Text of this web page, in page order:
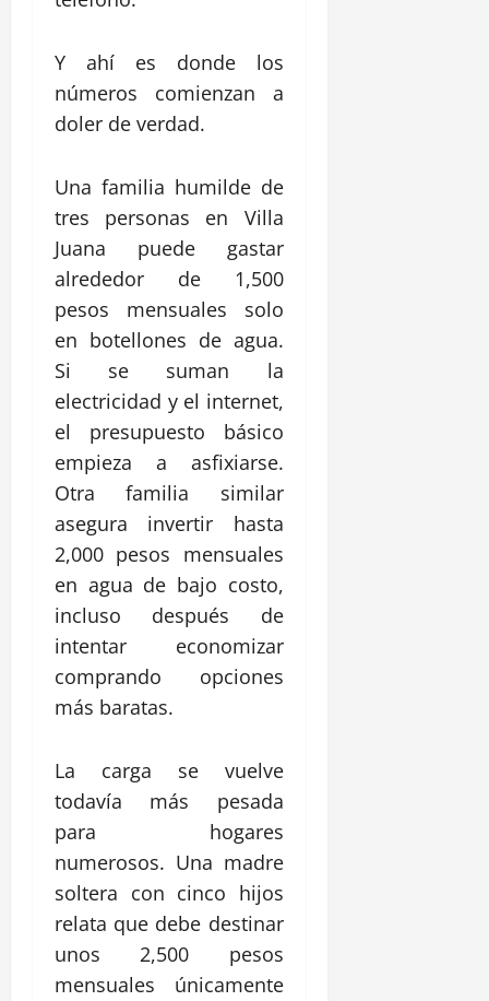
Y ahí es donde los
números comienzan a
doler de verdad.
Una familia humilde de
tres personas en Villa
Juana puede gastar
alrededor de 1,500
pesos mensuales solo
en botellones de agua.
Si se suman la
electricidad y el internet,
el presupuesto básico
empieza a asfixiarse.
Otra familia similar
asegura invertir hasta
2,000 pesos mensuales
en agua de bajo costo,
incluso después de
intentar economizar
comprando opciones
más baratas.
La carga se vuelve
todavía más pesada
para hogares
numerosos. Una madre
soltera con cinco hijos
relata que debe destinar
unos 2,500 pesos
mensuales únicamente